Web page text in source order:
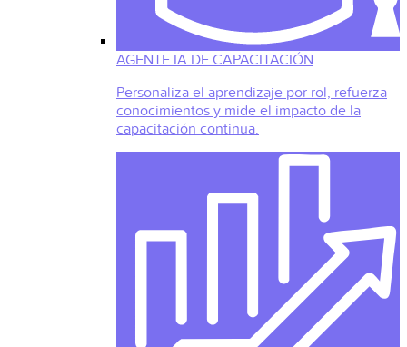
AGENTE IA DE CAPACITACIÓN
Personaliza el aprendizaje por rol, refuerza
conocimientos y mide el impacto de la
capacitación continua.